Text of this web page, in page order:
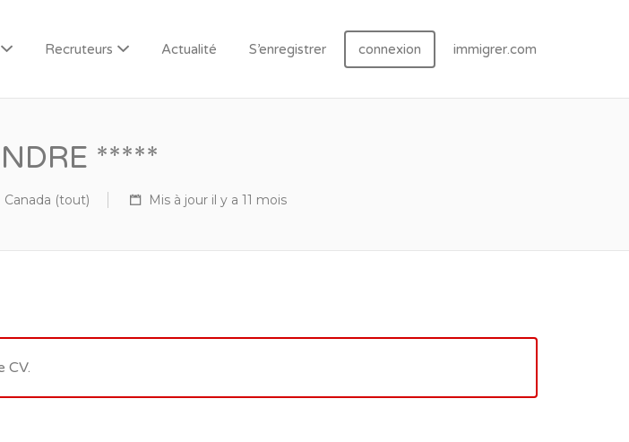
Recruteurs Actualité S’enregistrer connexion immigrer.com
*****
Canada (tout) Mis à jour il y a 11 mois
CV.